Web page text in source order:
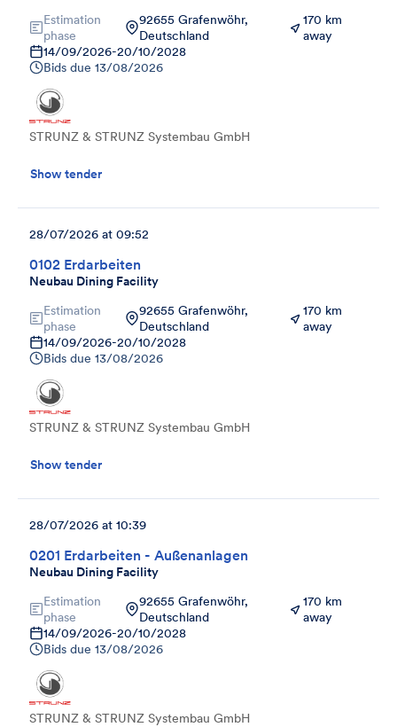
Estimation
phase
92655 Grafenwöhr,
Deutschland
170 km
away
14/09/2026-20/10/2028
Bids due 13/08/2026
STRUNZ & STRUNZ Systembau GmbH
Show tender
0102 Erdarbeiten
Neubau Dining Facility
28/07/2026 at 09:52
Estimation
phase
92655 Grafenwöhr,
Deutschland
170 km
away
14/09/2026-20/10/2028
Bids due 13/08/2026
STRUNZ & STRUNZ Systembau GmbH
Show tender
0201 Erdarbeiten - Außenanlagen
Neubau Dining Facility
28/07/2026 at 10:39
Estimation
phase
92655 Grafenwöhr,
Deutschland
170 km
away
14/09/2026-20/10/2028
Bids due 13/08/2026
STRUNZ & STRUNZ Systembau GmbH